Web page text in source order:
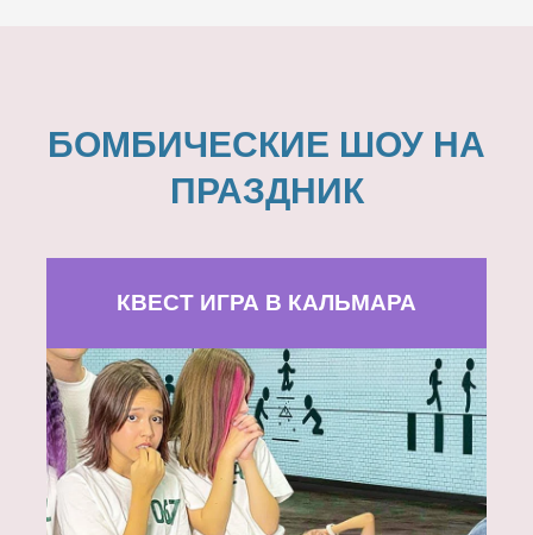
БОМБИЧЕСКИЕ ШОУ НА
ПРАЗДНИК
КВЕСТ ИГРА В КАЛЬМАРА